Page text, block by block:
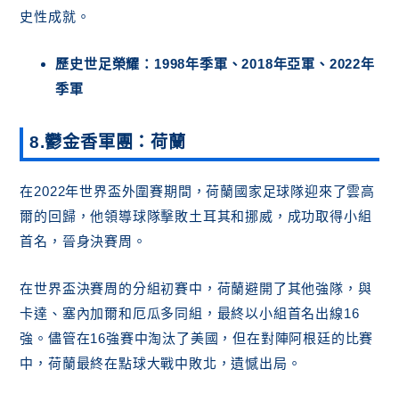
史性成就。
歷史世足榮耀：1998年季軍、2018年亞軍、2022年
季軍
8.鬱金香軍團：荷蘭
在2022年世界盃外圍賽期間，荷蘭國家足球隊迎來了雲高
爾的回歸，他領導球隊擊敗土耳其和挪威，成功取得小組
首名，晉身決賽周。
在世界盃決賽周的分組初賽中，荷蘭避開了其他強隊，與
卡達、塞內加爾和厄瓜多同組，最終以小組首名出線16
強。儘管在16強賽中淘汰了美國，但在對陣阿根廷的比賽
中，荷蘭最終在點球大戰中敗北，遺憾出局。